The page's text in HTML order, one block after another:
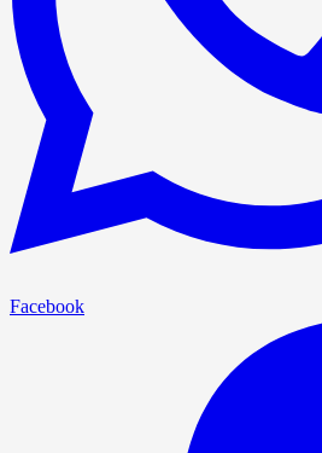
Facebook